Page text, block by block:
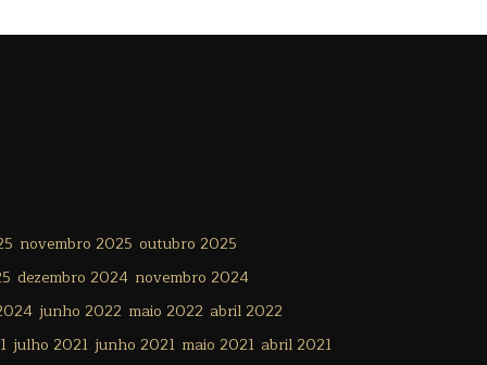
novembro 2025 outubro 2025
dezembro 2024 novembro 2024
junho 2022 maio 2022 abril 2022
julho 2021 junho 2021 maio 2021 abril 2021